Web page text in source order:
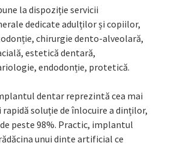
la dispoziție servicii
dedicate adulților și copiilor,
chirurgie dento-alveolară,
estetică dentară,
endodonție, protetică.
dentar reprezintă cea mai
soluție de înlocuire a dinților,
de peste 98%. Practic, implantul
unui dinte artificial ce